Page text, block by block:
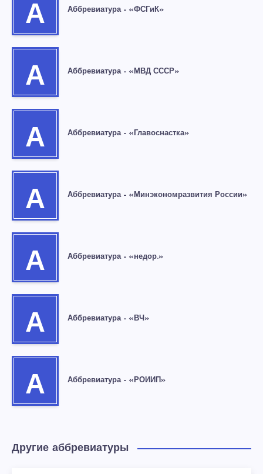
А Аббревиатура – «ФСГиК»
А Аббревиатура – «МВД СССР»
А Аббревиатура – «Главоснастка»
А Аббревиатура – «Минэкономразвития России»
А Аббревиатура – «недор.»
А Аббревиатура – «ВЧ»
А Аббревиатура – «РОИИП»
Другие аббревиатуры